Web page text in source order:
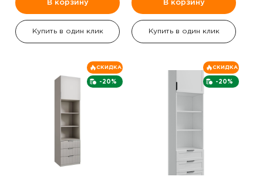
В корзину
Купить в один клик
В корзину
Купить в один клик
-20%
СКИДКА
-20%
СКИДКА